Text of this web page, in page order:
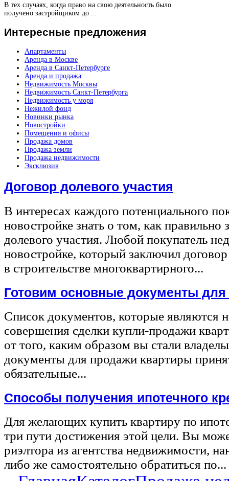
В тех случаях, когда право на свою деятельность было
получено застройщиком до ...
Интересные предложения
Апартаменты
Аренда в Москве
Аренда в Санкт-Петербурге
Аренда и продажа
Недвижимость Москвы
Недвижимость Санкт-Петербурга
Недвижимость у моря
Нежилой фонд
Новинки рынка
Новостройки
Помещения и офисы
Продажа домов
Продажа земли
Продажа недвижимости
Эксклюзив
Договор долевого участия
В интересах каждого потенциального
новостройке знать о том, как правильно
долевого участия. Любой покупатель
новостройке, который заключил
в строительстве многоквартирного...
Готовим основные документы
Список документов, которые являются
совершения сделки купли-продажи
от того, каким образом вы стали
документы для продажи квартиры
обязательные...
Способы получения ипотечного
Для желающих купить квартиру по
три пути достижения этой цели. Вы
риэлтора из агентства недвижимости,
либо же самостоятельно обратиться по...